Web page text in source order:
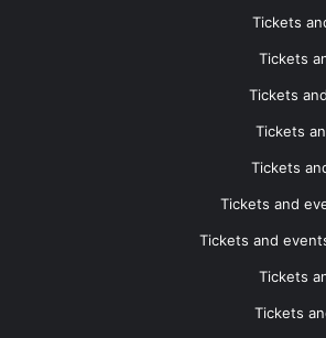
Tickets
Tickets
Tickets
Tickets
Tickets
Tickets and
Tickets and
Tickets
Tickets